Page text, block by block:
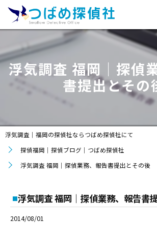
浮気調査 福岡｜探偵
書提出とその
浮気調査｜福岡の探偵社ならつばめ探偵社にて
探偵福岡｜探偵ブログ｜つばめ探偵社
浮気調査 福岡｜探偵業務、報告書提出とその後
浮気調査 福岡｜探偵業務、報告書
2014/08/01